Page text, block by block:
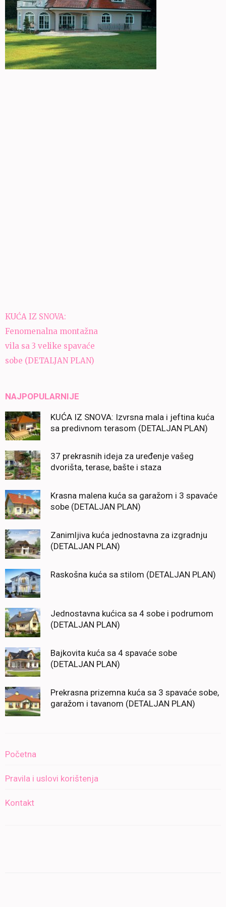
Navigacija
članaka
KUĆA IZ SNOVA:
Fenomenalna montažna
vila sa 3 velike spavaće
sobe (DETALJAN PLAN)
NAJPOPULARNIJE
KUĆA IZ SNOVA: Izvrsna mala i jeftina kuća
sa predivnom terasom (DETALJAN PLAN)
37 prekrasnih ideja za uređenje vašeg
dvorišta, terase, bašte i staza
Krasna malena kuća sa garažom i 3 spavaće
sobe (DETALJAN PLAN)
Zanimljiva kuća jednostavna za izgradnju
(DETALJAN PLAN)
Raskošna kuća sa stilom (DETALJAN PLAN)
Jednostavna kućica sa 4 sobe i podrumom
(DETALJAN PLAN)
Bajkovita kuća sa 4 spavaće sobe
(DETALJAN PLAN)
Prekrasna prizemna kuća sa 3 spavaće sobe,
garažom i tavanom (DETALJAN PLAN)
Početna
Pravila i uslovi korištenja
Kontakt